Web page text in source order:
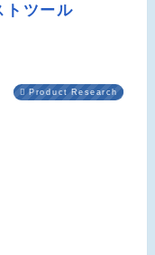
トツール
Product Research